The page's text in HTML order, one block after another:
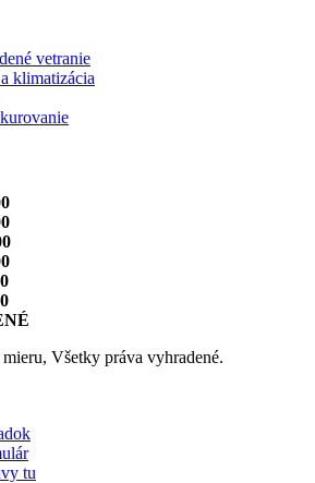
vetranie
klimatizácia
Všetky práva vyhradené.
tu